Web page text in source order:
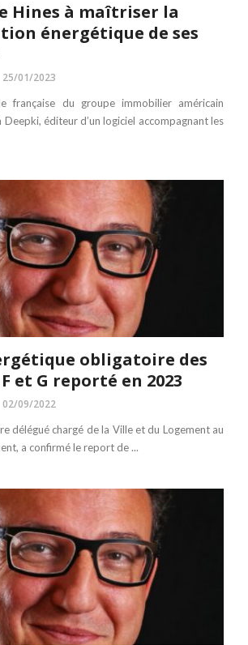
Hines à maîtriser la
énergétique de ses
25/01/2023
française du groupe immobilier américain
Deepki, éditeur d’un logiciel accompagnant les
obligatoire des
et G reporté en 2023
02/09/2022
délégué chargé de la Ville et du Logement au
a confirmé le report de ...